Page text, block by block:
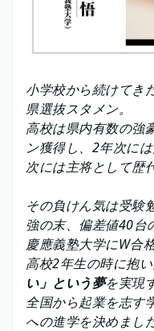
小学校から続けてき
県選抜スタメン。
高校は県内有数の強
ン獲得し、2年次に
次には主将として歴
その負けん気は受験
強の末、偏差値40台
慶應義塾大学にW合格
高校2年生の時に抱
い」という夢を実現
全国から起業を志す
への進学を決めました